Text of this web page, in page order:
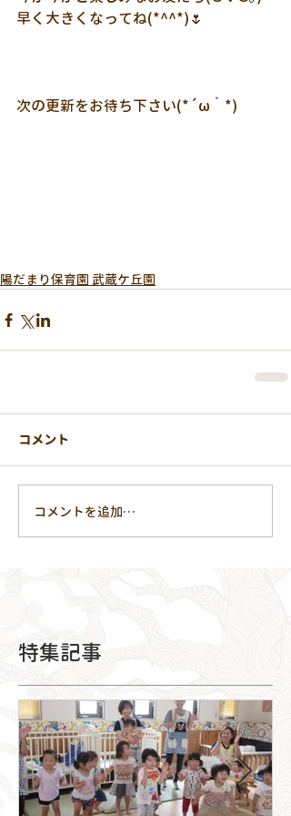
早く大きくなってね(*^^*)🌷
次の更新をお待ち下さい(*´ω｀*)
陽だまり保育園 武蔵ケ丘園
コメント
コメントを追加…
特集記事